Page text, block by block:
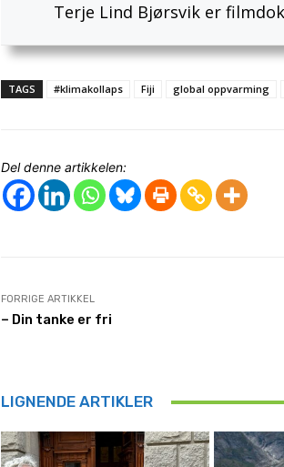
Terje Lind Bjørsvik er
TAGS #klimakollaps Fiji global oppvarming
Del denne artikkelen:
FORRIGE ARTIKKEL
– Din tanke er fri
LIGNENDE ARTIKLER